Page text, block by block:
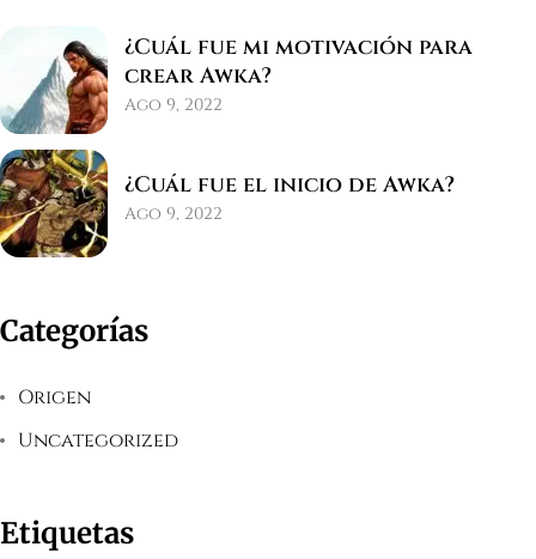
¿Cuál fue mi motivación para
crear Awka?
Ago 9, 2022
¿Cuál fue el inicio de Awka?
Ago 9, 2022
Categorías
Origen
Uncategorized
Etiquetas